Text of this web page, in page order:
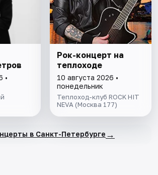
•
Рок-концерт нa
теплоходe
10 августа 2026 •
понедельник
Теплоход-клуб ROCK HIT
NEVA (Москва 177)
в Санкт-Петербурге →